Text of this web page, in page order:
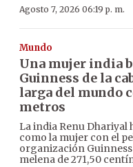
Agosto 7, 2026 06:19 p. m.
Mundo
Una mujer india
Guinness de la
larga del mundo
metros
La india Renu Dhariyal
como la mujer con el
organización
melena de 271,50